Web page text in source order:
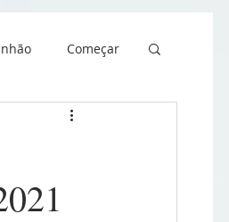
Começar